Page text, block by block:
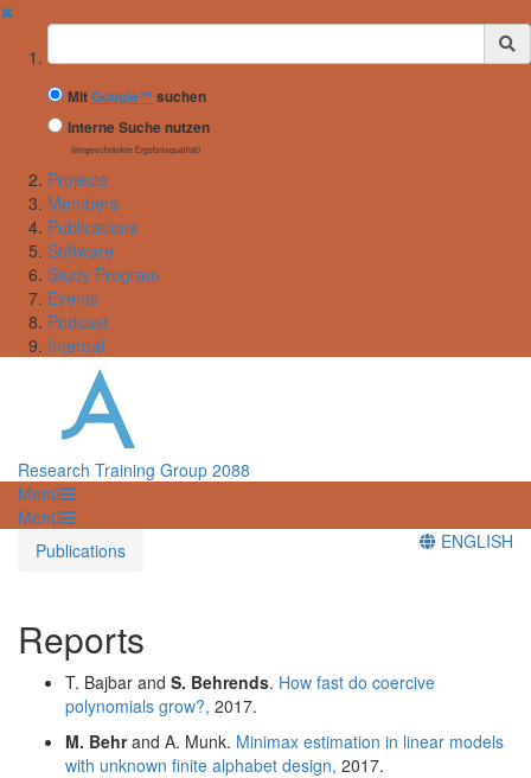
✖
Suchbegriff
MitGoogle™ suchen
Interne Suche nutzen
(eingeschränkte Ergebnisqualität)
Projects
Members
Publications
Software
Study Program
Events
Podcast
Internal
Research Training Group 2088
Menü
Menü
Publications
ENGLISH
Reports
T. Bajbar and S. Behrends. How fast do coercive
polynomials grow?, 2017.
M. Behrand A. Munk. Minimax estimation in linear models
with unknown finite alphabet design, 2017.